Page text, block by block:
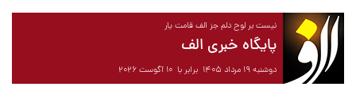
نیست بر لوح دلم جز الف قامت یار
پایگاه خبری الف
دوشنبه ۱۹ مرداد ۱۴۰۵ برابر با ۱۰ آگوست ۲۰۲۶